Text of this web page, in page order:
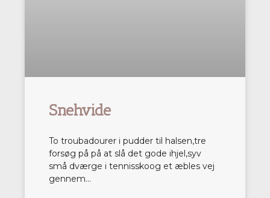
Snehvide
To troubadourer i pudder til halsen,tre
forsøg på på at slå det gode ihjel,syv
små dværge i tennisskoog et æbles vej
gennem…